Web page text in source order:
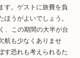
す。ゲストに旅費を負
うがよいでしょう。
、この期間の大半が台
航も少なくありませ
す恐れも考えられるた